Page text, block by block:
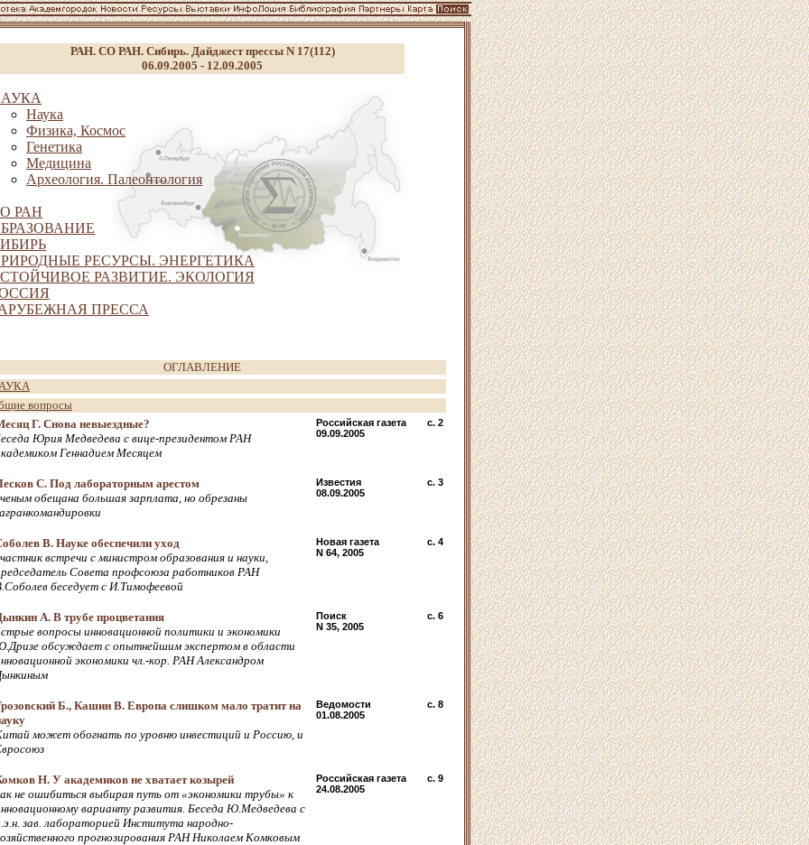
РАН. СО РАН. Сибирь. Дайджест прессы N 17(112)
06.09.2005 - 12.09.2005
Наука
Физика, Космос
Генетика
Медицина
Археология. Палеонтология
РАН
РЕСУРСЫ. ЭНЕРГЕТИКА
РАЗВИТИЕ. ЭКОЛОГИЯ
ПРЕССА
ОГЛАВЛЕНИЕ
вопросы
Г. Снова невыездные?
Юрия Медведева с вице-президентом РАН
Геннадием Месяцем
Российская газета
09.09.2005
c. 2
С. Под лабораторным арестом
обещана большая зарплата, но обрезаны
Известия
08.09.2005
c. 3
В. Науке обеспечили уход
встречи с министром образования и науки,
Совета профсоюза работников РАН
беседует с И.Тимофеевой
Новая газета
N 64, 2005
c. 4
А. В трубе процветания
вопросы инновационной политики и экономики
обсуждает с опытнейшим экспертом в области
экономики чл.-кор. РАН Александром
Поиск
N 35, 2005
c. 6
Б., Кашин В. Европа слишком мало тратит на
может обогнать по уровню инвестиций и Россию, и
Ведомости
01.08.2005
c. 8
Н. У академиков не хватает козырей
не ошибиться выбирая путь от «экономики трубы» к
варианту развития. Беседа Ю.Медведева с
зав. лабораторией Института народно-
прогнозирования РАН Николаем Комковым
Российская газета
24.08.2005
c. 9